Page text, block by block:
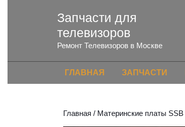
Запчасти для
телевизоров
Ремонт Телевизоров в Москве
ГЛАВНАЯ ЗАПЧАСТИ
Главная / Материнские платы SSB